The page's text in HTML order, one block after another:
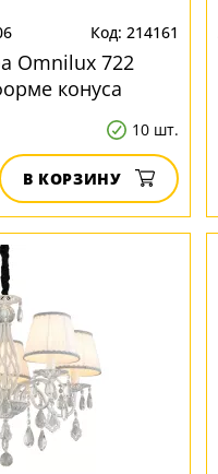
214161
Omnilux 722
конуса
10 шт.
В КОРЗИНУ